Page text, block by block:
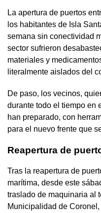
La apertura de puertos
los habitantes de Isla
semana sin conectividad
sector sufrieron
materiales y
literalmente aislados del
De paso, los vecinos,
durante todo el tiempo en
han preparado, con
para el nuevo frente que
Reapertura de
Tras la reapertura de
marítima, desde este
traslado de maquinaria al
Municipalidad de